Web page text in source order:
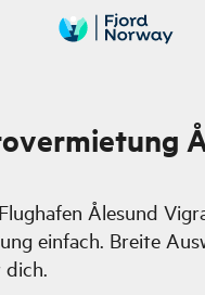
Ålesund
einfach. Breite
dich.